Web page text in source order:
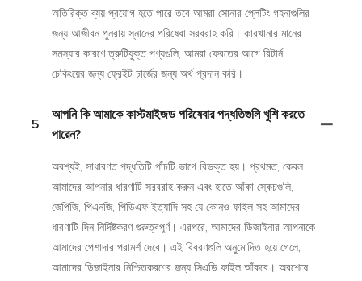
অতিরিক্ত ব্যয় প্রয়োগ হতে পারে তবে আমরা সোনার প্লেটিং গহনাগুলির
জন্য আজীবন পুনরায় স্নানের পরিষেবা সরবরাহ করি। কারখানার মানের
সমস্যার কারণে ত্রুটিযুক্ত পণ্যগুলি, আমরা ফেরতের আগে রিটার্ন
চেকিংয়ের জন্য ফ্রেইট চার্জের জন্য অর্থ প্রদান করি।
5
আপনি কি আমাকে কাস্টমাইজড পরিষেবার পদ্ধতিগুলি খুশি করতে
পারেন?
অবশ্যই, সাধারণত পদ্ধতিটি পাঁচটি ভাগে বিভক্ত হয়। প্রথমত, কেবল
আমাদের আপনার ধারণাটি সরবরাহ করুন এবং হাতে আঁকা স্কেচগুলি,
জেপিজি, পিএনজি, পিডিএফ ইত্যাদি সহ যে কোনও ফাইল সহ আমাদের
ধারণাটি দিন নির্দিষ্টকরণ গুরুত্বপূর্ণ। এরপরে, আমাদের ডিজাইনার আপনাকে
আমাদের পেশাদার পরামর্শ দেবে। এই বিবরণগুলি অনুমোদিত হয়ে গেলে,
আমাদের ডিজাইনার নিশ্চিতকরণের জন্য সিএডি ফাইল আঁকবে। অবশেষে,